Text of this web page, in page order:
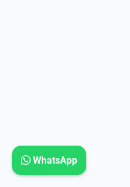
WhatsApp